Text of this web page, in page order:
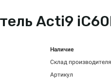
Acti9
Наличие
Склад производителя
Артикул